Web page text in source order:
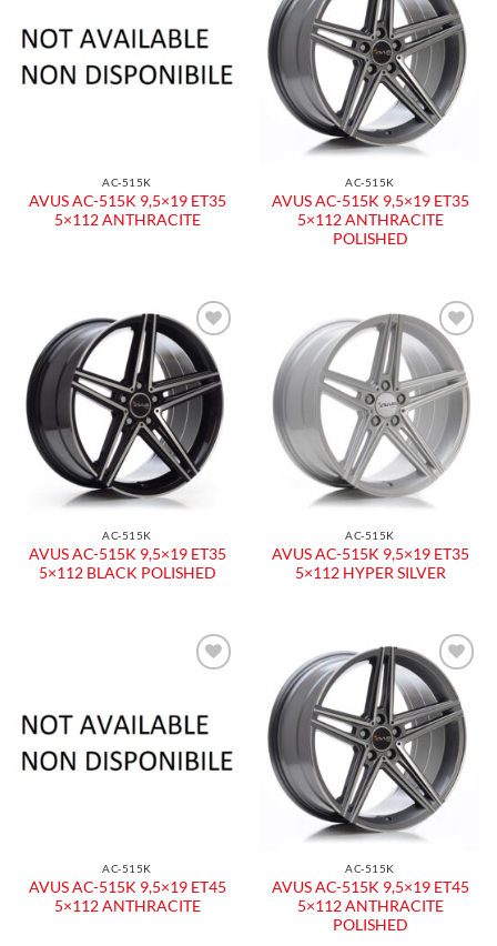
dei
desideri
AC-515K
AVUS AC-515K 9,5×19 ET35
5×112 ANTHRACITE
alla lista
dei
desideri
AC-515K
AVUS AC-515K 9,5×19 ET35
5×112 ANTHRACITE
POLISHED
Aggiungi
alla lista
dei
desideri
AC-515K
AVUS AC-515K 9,5×19 ET35
5×112 BLACK POLISHED
Aggiungi
alla lista
dei
desideri
AC-515K
AVUS AC-515K 9,5×19 ET35
5×112 HYPER SILVER
dei
desideri
AC-515K
AVUS AC-515K 9,5×19 ET45
5×112 ANTHRACITE
Aggiungi
alla lista
dei
desideri
AC-515K
AVUS AC-515K 9,5×19 ET45
5×112 ANTHRACITE
POLISHED